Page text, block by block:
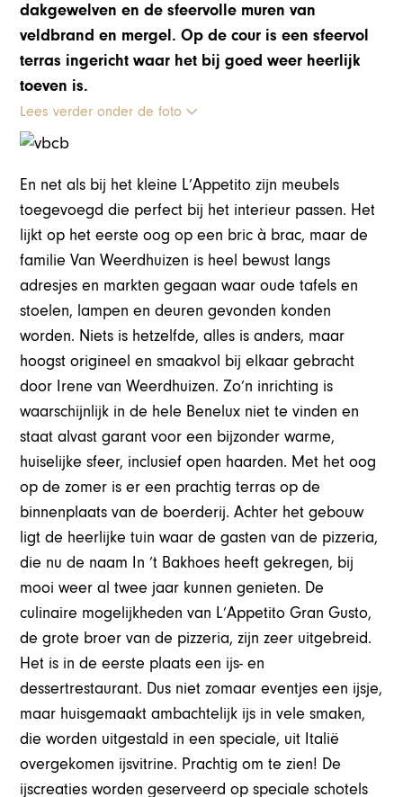
dakgewelven en de sfeervolle muren van
veldbrand en mergel. Op de cour is een sfeervol
terras ingericht waar het bij goed weer heerlijk
toeven is.
Lees verder onder de foto
En net als bij het kleine L’Appetito zijn meubels
toegevoegd die perfect bij het interieur passen. Het
lijkt op het eerste oog op een bric à brac, maar de
familie Van Weerdhuizen is heel bewust langs
adresjes en markten gegaan waar oude tafels en
stoelen, lampen en deuren gevonden konden
worden. Niets is hetzelfde, alles is anders, maar
hoogst origineel en smaakvol bij elkaar gebracht
door Irene van Weerdhuizen. Zo’n inrichting is
waarschijnlijk in de hele Benelux niet te vinden en
staat alvast garant voor een bijzonder warme,
huiselijke sfeer, inclusief open haarden. Met het oog
op de zomer is er een prachtig terras op de
binnenplaats van de boerderij. Achter het gebouw
ligt de heerlijke tuin waar de gasten van de pizzeria,
die nu de naam In ’t Bakhoes heeft gekregen, bij
mooi weer al twee jaar kunnen genieten. De
culinaire mogelijkheden van L’Appetito Gran Gusto,
de grote broer van de pizzeria, zijn zeer uitgebreid.
Het is in de eerste plaats een ijs- en
dessertrestaurant. Dus niet zomaar eventjes een ijsje,
maar huisgemaakt ambachtelijk ijs in vele smaken,
die worden uitgestald in een speciale, uit Italië
overgekomen ijsvitrine. Prachtig om te zien! De
ijscreaties worden geserveerd op speciale schotels